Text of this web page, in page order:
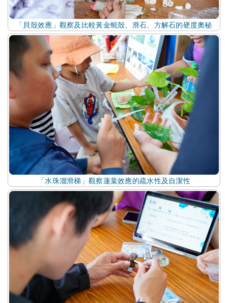
「貝殼效應」觀察及比較黃金蜆殼、滑石、方解石的硬度奧秘
「水珠溜滑梯」觀察蓮葉效應的疏水性及自潔性